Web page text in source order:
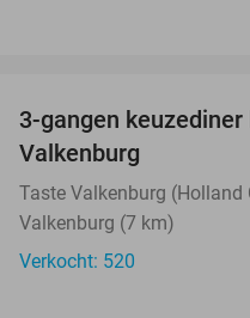
3-gangen
Valkenburg
Taste Valkenburg (Holland
Valkenburg (7 km)
Verkocht: 520